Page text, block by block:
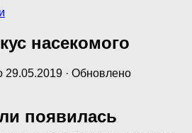
насекомого
29.05.2019 · Обновлено
появилась